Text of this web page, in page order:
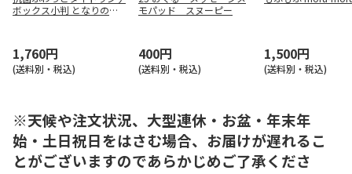
ボックス小判 となりのト
1,760円
(送料別・税込)
モパッド スヌーピー
400円
(送料別・税込)
1,500円
(送料別・税込)
※天候や注文状況、大型連休・お盆・年末年
始・土日祝日をはさむ場合、お届けが遅れるこ
とがございますのであらかじめご了承くださ